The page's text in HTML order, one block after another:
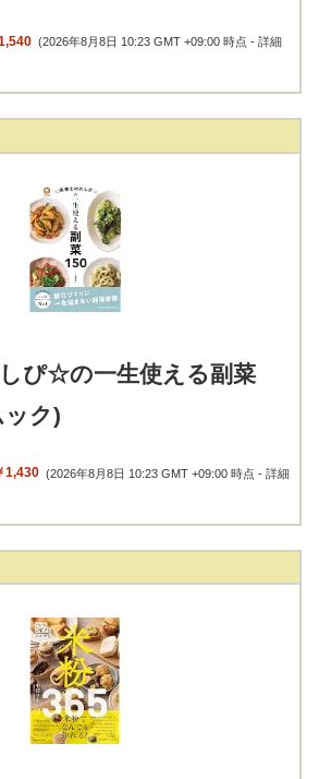
(2026年8月8日 10:23 GMT +09:00 時点 -詳細
ぴ☆の一生使える副菜
ック)
1,430 (2026年8月8日 10:23 GMT +09:00 時点 -詳細